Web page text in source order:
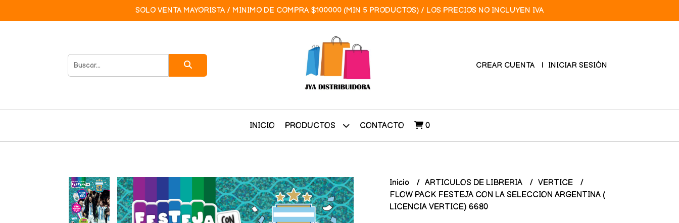
SOLO VENTA MAYORISTA / MINIMO DE COMPRA $100000 (MIN 5 PRODUCTOS) / LOS PRECIOS NO INCLUYEN IVA
CREAR CUENTA INICIAR SESIÓN
INICIO PRODUCTOS CONTACTO 0
Inicio ARTICULOS DE LIBRERIA
VERTICE
FLOW PACK FESTEJA CON LA SELECCION ARGENTINA (
LICENCIA VERTICE) 6680